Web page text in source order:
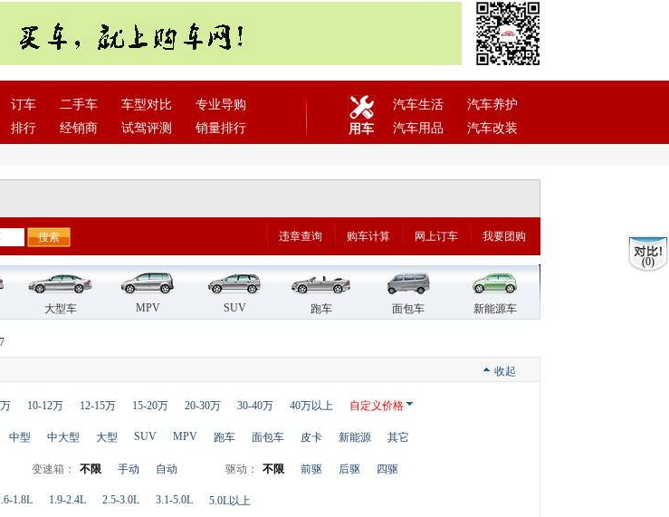
订车 二手车 车型对比
专业导购
排行 经销商 试驾评测 销量排行 用车
汽车生活
汽车养护
汽车用品
汽车改装
违章查询 购车计算 网上订车 我要团购
大型车 MPV SUV 跑车 面包车 新能源车
收起
10-12万 12-15万 15-20万 20-30万 30-40万 40万以上 自定义价格
中型 中大型 大型 SUV MPV 跑车 面包车 皮卡 新能源 其它
变速箱： 不限 手动 自动 驱动： 不限 前驱 后驱 四驱
1.8L 1.9-2.4L 2.5-3.0L 3.1-5.0L 5.0L以上
(0)